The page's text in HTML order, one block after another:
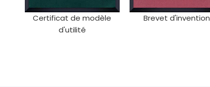
Certificat de modèle
d'utilité
Brevet d'invention